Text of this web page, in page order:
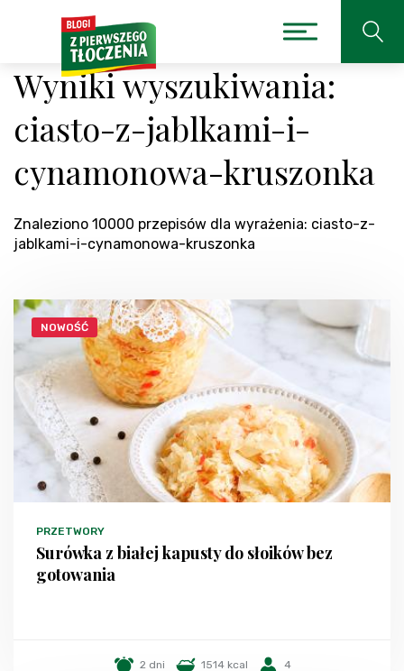
Wyniki wyszukiwania:
ciasto-z-jablkami-i-
cynamonowa-kruszonka
Znaleziono 10000 przepisów dla wyrażenia: ciasto-z-
jablkami-i-cynamonowa-kruszonka
NOWOŚĆ
PRZETWORY
Surówka z białej kapusty do słoików bez
gotowania
2 dni 1514 kcal 4